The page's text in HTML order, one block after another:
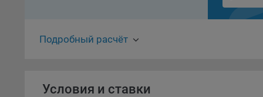
Подробный расчёт
Условия и ставки